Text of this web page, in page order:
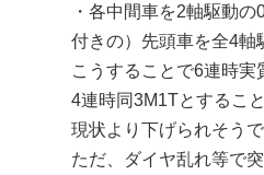
・各中間車を2軸駆動
付きの）先頭車を全4軸
こうすることで6連時実
4連時同3M1Tとするこ
現状より下げられそうで
ただ、ダイヤ乱れ等で